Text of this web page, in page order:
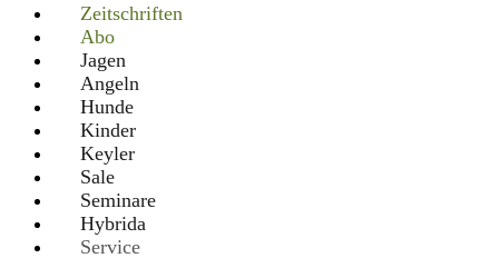
Zeitschriften
Abo
Jagen
Angeln
Hunde
Kinder
Keyler
Sale
Seminare
Hybrida
Service